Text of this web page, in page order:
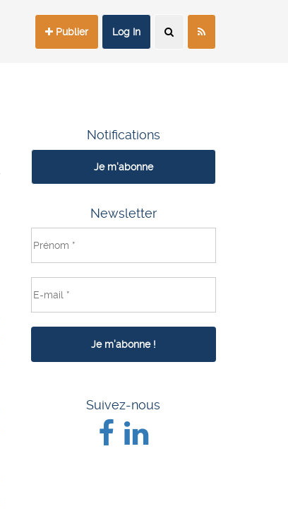
Publier Log In
Notifications
Je m'abonne
Newsletter
Suivez-nous